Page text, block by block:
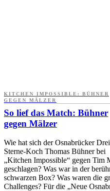
KITCHEN IMPOSSIBLE: BÜHNER
GEGEN MÄLZER
So lief das Match: Bühner
gegen Mälzer
Wie hat sich der Osnabrücker
Sterne-Koch Thomas Bühner bei
„Kitchen Impossible“ gegen Tim
geschlagen? Was war in der
schwarzen Box? Was waren die
Challenges? Für die „Neue